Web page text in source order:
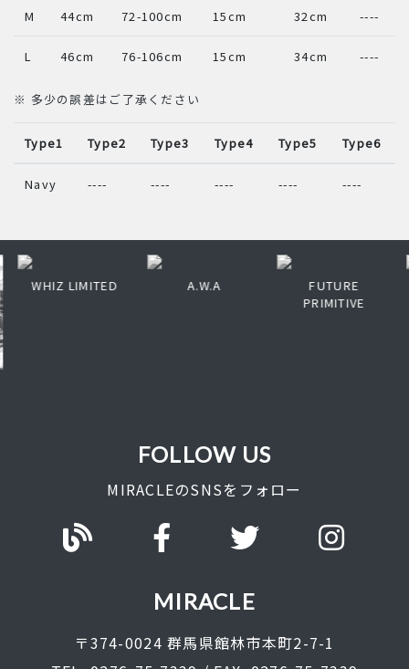
M 44cm 72-100cm 15cm 32cm ----
L 46cm 76-106cm 15cm 34cm ----
※ 多少の誤差はご了承ください
Type1 Type2 Type3 Type4 Type5 Type6
Navy ---- ---- ---- ---- ----
WHIZ LIMITED A.W.A
FUTURE
PRIMITIVE
FOLLOW US
MIRACLEのSNSをフォロー
MIRACLE
〒374-0024 群馬県館林市本町2-7-1